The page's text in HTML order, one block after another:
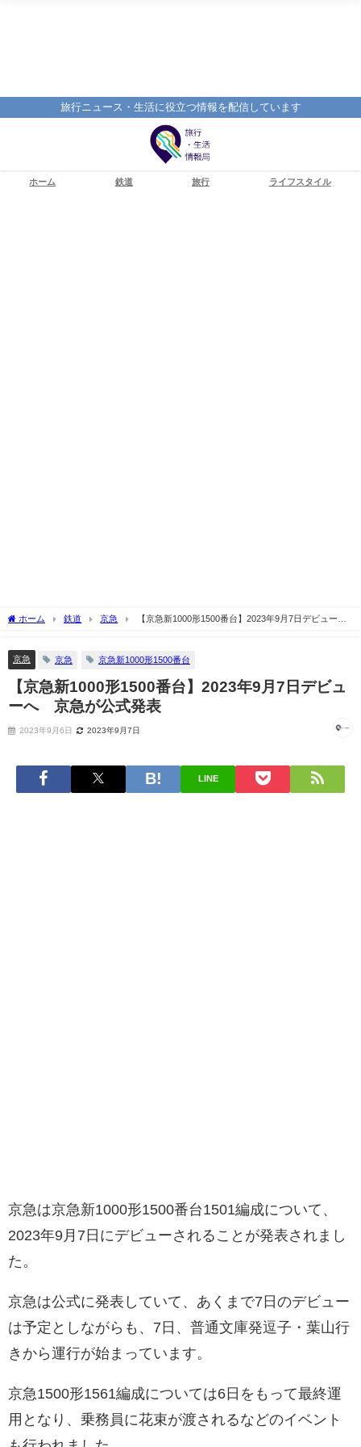
旅行ニュース・生活に役立つ情報を配信しています
ホーム 鉄道 旅行 ライフスタイル
ホーム 鉄道 京急
【京急新1000形1500番台】2023年9月7日デビュー
京急 京急 京急新1000形1500番台
【京急新1000形1500番台】2023年9月7日デビュ
ーへ 京急が公式発表
2023年9月6日 2023年9月7日
LINE
京急は京急新1000形1500番台1501編成について、
2023年9月7日にデビューされることが発表されまし
た。
京急は公式に発表していて、あくまで7日のデビュー
は予定としながらも、7日、普通文庫発逗子・葉山行
きから運行が始まっています。
京急1500形1561編成については6日をもって最終運
用となり、乗務員に花束が渡されるなどのイベント